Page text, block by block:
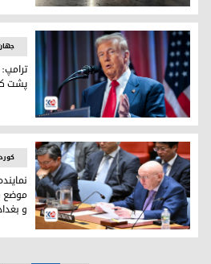
افراد مسلح مقبر‌ی حافظ اسد پدر
دونالد ترامپ، رئیس جمهوری
پشت
واسیلی نبنزیا، نماینده‌ی دائم
موضع
و